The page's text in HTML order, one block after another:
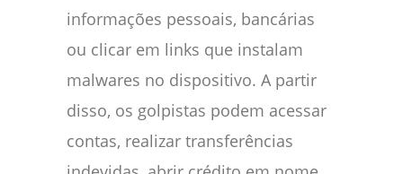
informações pessoais, bancárias
ou clicar em links que instalam
malwares no dispositivo. A partir
disso, os golpistas podem acessar
contas, realizar transferências